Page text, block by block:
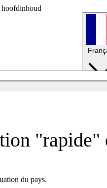
hoofdinhoud
"rapide"
du pays.